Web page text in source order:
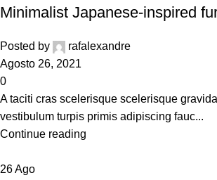
Minimalist Japanese-inspired
Posted by
rafalexandre
Agosto 26, 2021
0
A taciti cras scelerisque scelerisque
vestibulum turpis primis adipiscing fauc...
Continue reading
26Ago